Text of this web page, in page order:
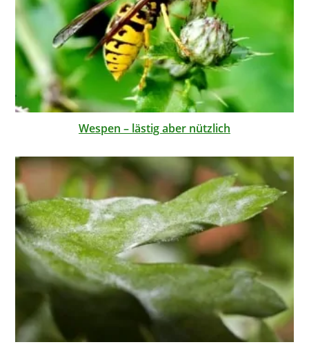
Wespen – lästig aber nützlich